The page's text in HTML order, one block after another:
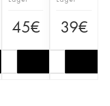
45€ 39€